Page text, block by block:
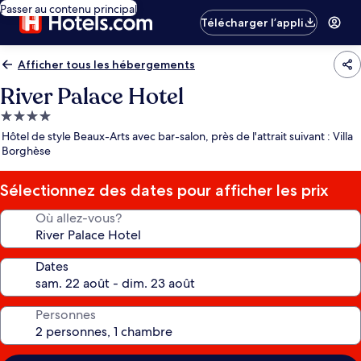
Passer au contenu principal
Télécharger l’appli
Afficher tous les hébergements
River Palace Hotel
Hébergement
4.0 étoiles
Hôtel de style Beaux-Arts avec bar-salon, près de l'attrait suivant : Villa
Borghèse
Sélectionnez des dates pour afficher les prix
Où allez-vous?
Dates
Personnes